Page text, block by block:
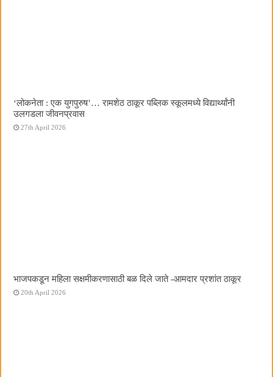
‌‘लोकनेता : एक युगपुरुष‌’… रामशेठ ठाकूर पब्लिक स्कूलमध्ये विद्यार्थ्यांनी
उलगडला जीवनप्रवास
27th April 2026
भाजपकडून महिला सक्षमीकरणासाठी बळ दिले जाते -आमदार प्रशांत ठाकूर
20th April 2026